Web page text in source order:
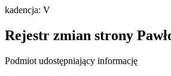
kadencja: V
Rejestr zmian strony
Podmiot udostępniający informację